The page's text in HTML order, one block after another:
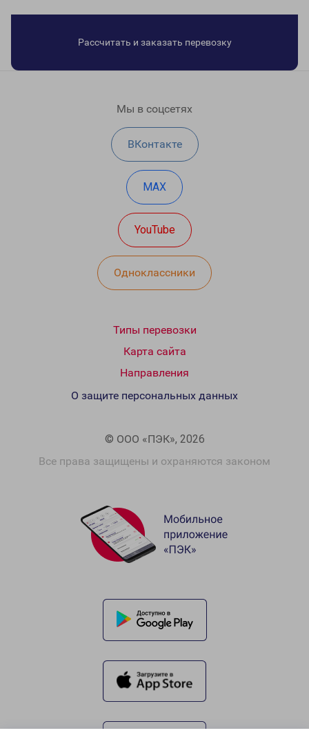
Рассчитать и заказать перевозку
Мы в соцсетях
ВКонтакте
MAX
YouTube
Одноклассники
Типы перевозки
Карта сайта
Направления
© ООО «ПЭК», 2026
Все права защищены и охраняются законом
О защите персональных данных